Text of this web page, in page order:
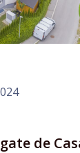
de